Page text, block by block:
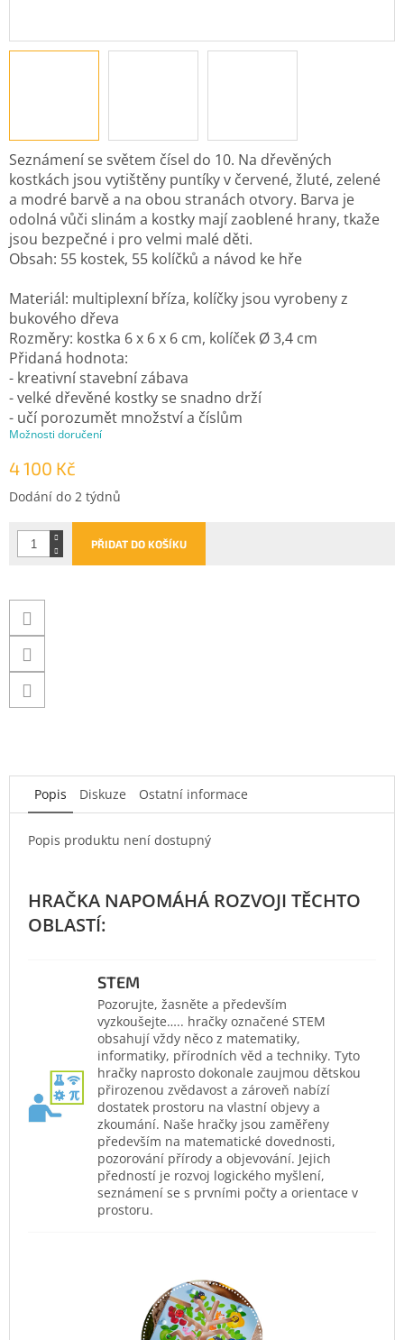
4 100 Kč
Měrná
Dodání do 2 týdnů
Možnosti doručení
PŘIDAT DO KOŠÍKU
Seznámení se světem čísel do 10. Na dřevěných
kostkách jsou vytištěny puntíky v červené, žluté, zelené
a modré barvě a na obou stranách otvory. Barva je
odolná vůči slinám a kostky mají zaoblené hrany, tkaže
jsou bezpečné i pro velmi malé děti.
Obsah: 55 kostek, 55 kolíčků a návod ke hře
Materiál: multiplexní bříza, kolíčky jsou vyrobeny z
bukového dřeva
Rozměry: kostka 6 x 6 x 6 cm, kolíček Ø 3,4 cm
Přidaná hodnota:
- kreativní stavební zábava
- velké dřevěné kostky se snadno drží
- učí porozumět množství a číslům
Popis Diskuze Ostatní informace
Popis produktu není dostupný
STEM
Pozorujte, žasněte a především
vyzkoušejte….. hračky označené STEM
obsahují vždy něco z matematiky,
informatiky, přírodních věd a techniky. Tyto
hračky naprosto dokonale zaujmou dětskou
přirozenou zvědavost a zároveň nabízí
dostatek prostoru na vlastní objevy a
zkoumání. Naše hračky jsou zaměřeny
především na matematické dovednosti,
pozorování přírody a objevování. Jejich
předností je rozvoj logického myšlení,
seznámení se s prvními počty a orientace v
prostoru.